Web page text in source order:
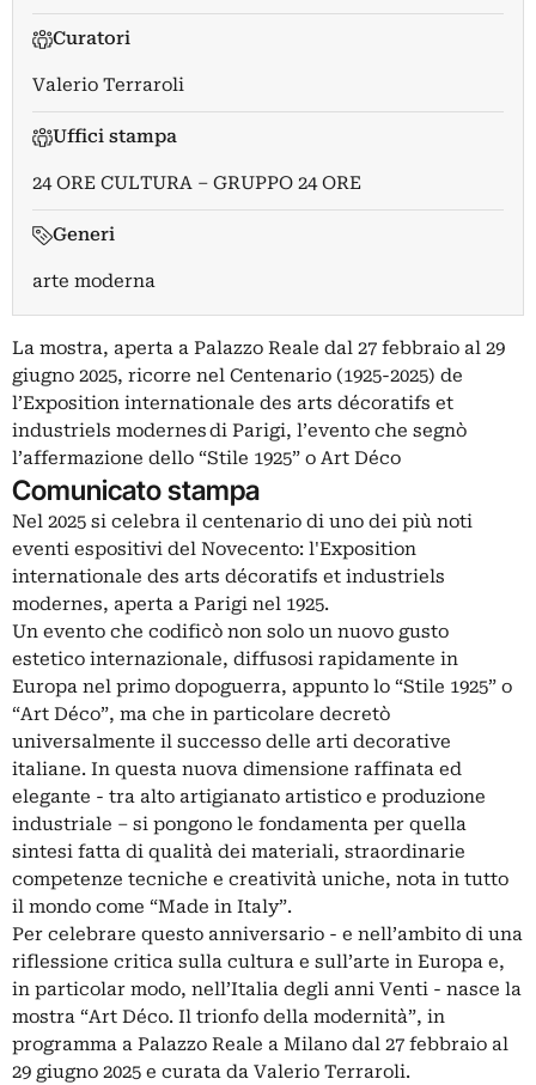
Curatori
Valerio Terraroli
Uffici stampa
24 ORE CULTURA – GRUPPO 24 ORE
Generi
arte moderna
La mostra, aperta a Palazzo Reale dal 27 febbraio al 29
giugno 2025, ricorre nel Centenario (1925-2025) de
l’Exposition internationale des arts décoratifs et
industriels modernes di Parigi, l’evento che segnò
l’affermazione dello “Stile 1925” o Art Déco
Comunicato stampa
Nel 2025 si celebra il centenario di uno dei più noti
eventi espositivi del Novecento: l'Exposition
internationale des arts décoratifs et industriels
modernes, aperta a Parigi nel 1925.
Un evento che codificò non solo un nuovo gusto
estetico internazionale, diffusosi rapidamente in
Europa nel primo dopoguerra, appunto lo “Stile 1925” o
“Art Déco”, ma che in particolare decretò
universalmente il successo delle arti decorative
italiane. In questa nuova dimensione raffinata ed
elegante - tra alto artigianato artistico e produzione
industriale – si pongono le fondamenta per quella
sintesi fatta di qualità dei materiali, straordinarie
competenze tecniche e creatività uniche, nota in tutto
il mondo come “Made in Italy”.
Per celebrare questo anniversario - e nell’ambito di una
riflessione critica sulla cultura e sull’arte in Europa e,
in particolar modo, nell’Italia degli anni Venti - nasce la
mostra “Art Déco. Il trionfo della modernità”, in
programma a Palazzo Reale a Milano dal 27 febbraio al
29 giugno 2025 e curata da Valerio Terraroli.